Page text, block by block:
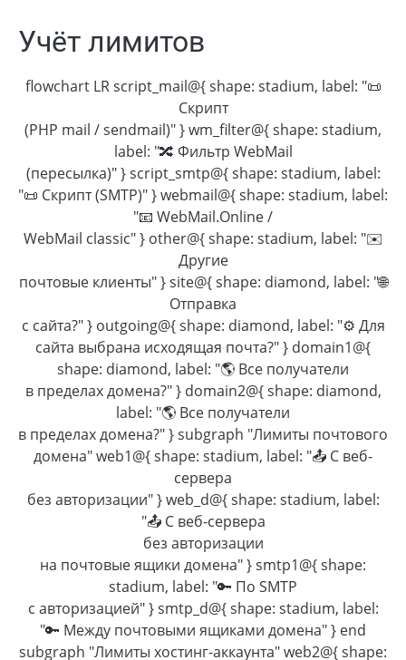
Учёт лимитов
flowchart LR script_mail@{ shape: stadium, label: "📜
Скрипт
(PHP mail / sendmail)" } wm_filter@{ shape: stadium,
label: "🔀 Фильтр WebMail
(пересылка)" } script_smtp@{ shape: stadium, label:
"📜 Скрипт (SMTP)" } webmail@{ shape: stadium, label:
"📧 WebMail.Online /
WebMail classic" } other@{ shape: stadium, label: "✉️
Другие
почтовые клиенты" } site@{ shape: diamond, label: "🌐
Отправка
с сайта?" } outgoing@{ shape: diamond, label: "⚙️ Для
сайта выбрана исходящая почта?" } domain1@{
shape: diamond, label: "🌎 Все получатели
в пределах домена?" } domain2@{ shape: diamond,
label: "🌎 Все получатели
в пределах домена?" } subgraph "Лимиты почтового
домена" web1@{ shape: stadium, label: "📤 С веб-
сервера
без авторизации" } web_d@{ shape: stadium, label:
"📤 С веб-сервера
без авторизации
на почтовые ящики домена" } smtp1@{ shape:
stadium, label: "🔑 По SMTP
с авторизацией" } smtp_d@{ shape: stadium, label:
"🔑 Между почтовыми ящиками домена" } end
subgraph "Лимиты хостинг-аккаунта" web2@{ shape: